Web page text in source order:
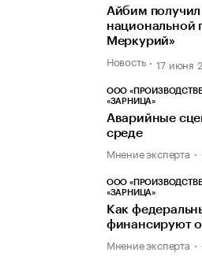
Айбим
национальной
Меркурий»
Новость 17 июня
ООО
«ЗАРНИЦА»
Аварийные
среде
Мнение эксперта
ООО
«ЗАРНИЦА»
Как
финансируют
Мнение эксперта